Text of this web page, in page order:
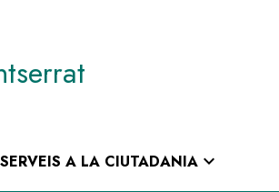
SERVEIS A LA CIUTADANIAexpand_more